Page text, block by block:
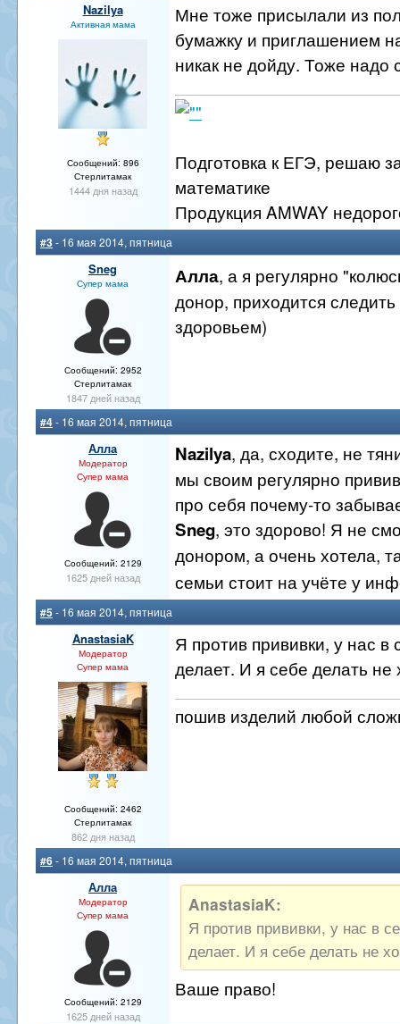
Nazilya
Активная мама
Сообщений: 896
Стерлитамак
1444 дня назад
Мне тоже присылали из
бумажку и приглашением
никак не дойду. Тоже надо
Подготовка к ЕГЭ, решаю
математике
Продукция AMWAY
#3- 16 мая 2014, пятница
Sneg
Супер мама
Сообщений: 2952
Стерлитамак
1847 дней назад
Алла, а я регулярно
донор, приходится
здоровьем)
#4- 16 мая 2014, пятница
Алла
Модератор
Супер мама
Сообщений: 2129
1625 дней назад
Nazilya, да, сходите, не
мы своим регулярно
про себя почему-то
Sneg, это здорово! Я не
донором, а очень хотела,
семьи стоит на учёте у
#5 - 16 мая 2014, пятница
AnastasiaK
Модератор
Супер мама
Сообщений: 2462
Стерлитамак
862 дня назад
Я против прививки, у нас в
делает. И я себе делать не
пошив изделий любой
#6- 16 мая 2014, пятница
Алла
Модератор
Супер мама
Сообщений: 2129
1625 дней назад
AnastasiaK:
Я против прививки, у нас в
делает. И я себе делать не
Ваше право!